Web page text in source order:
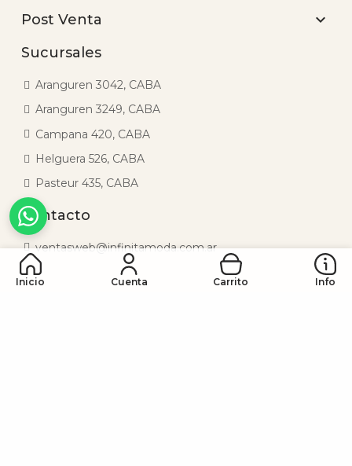
Inicio Cuenta Carrito Info
Post Venta 
Sucursales
Aranguren 3042, CABA
Aranguren 3249, CABA
Campana 420, CABA
Helguera 526, CABA
Pasteur 435, CABA
Contacto
ventasweb@infinitamoda.com.ar